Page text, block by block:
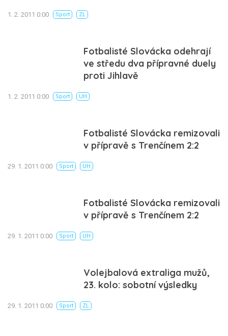
1. 2. 2011 0:00 Sport ZL
Fotbalisté Slovácka odehrají
ve středu dva přípravné duely
proti Jihlavě
1. 2. 2011 0:00 Sport UH
Fotbalisté Slovácka remizovali
v přípravě s Trenčínem 2:2
29. 1. 2011 0:00 Sport UH
Fotbalisté Slovácka remizovali
v přípravě s Trenčínem 2:2
29. 1. 2011 0:00 Sport UH
Volejbalová extraliga mužů,
23. kolo: sobotní výsledky
29. 1. 2011 0:00 Sport ZL